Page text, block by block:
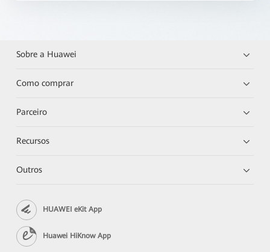
Sobre a Huawei
Como comprar
Parceiro
Recursos
Outros
HUAWEI eKit App
Huawei HiKnow App